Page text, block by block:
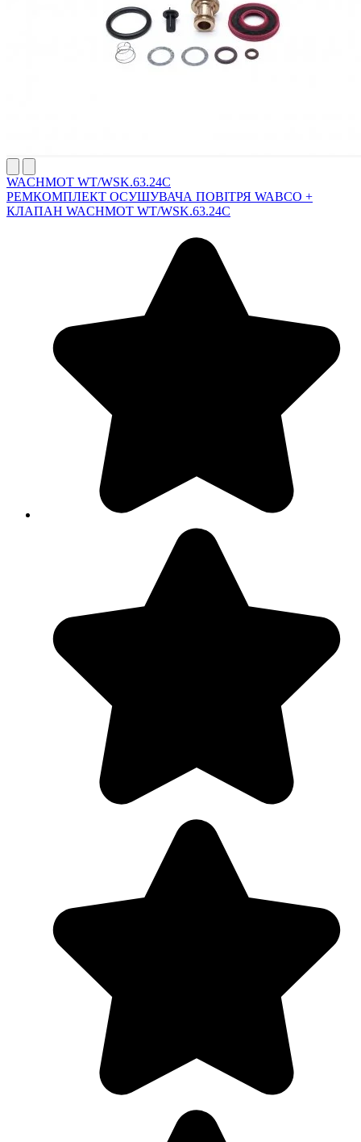
WACHMOT WT/WSK.63.24C
РЕМКОМПЛЕКТ ОСУШУВАЧА ПОВІТРЯ WABCO +
КЛАПАН WACHMOT WT/WSK.63.24C